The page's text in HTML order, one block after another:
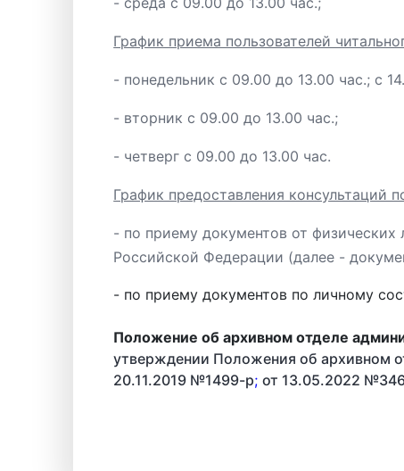
График приема пользователей
- понедельник с 09.00 до 13.00 час.; с
- вторник с 09.00 до 13.00 час.;
- четверг с 09.00 до 13.00 час.
График предоставления консультаций
- по приему документов от
Российской Федерации (далее -
- по приему документов по личному
Положение об архивном отделе
утверждении Положения об архивном
20.11.2019 №1499-р;от 13.05.2022